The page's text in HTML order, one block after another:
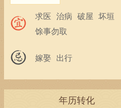
求医 治病 破屋 坏垣
馀事勿取
嫁娶 出行
年历转化